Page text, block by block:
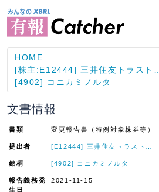
HOME
[株主:E12444] 三井住友トラスト…
[4902] コニカミノルタ
文書情報
書類 変更報告書（特例対象株券等）
提出者 [E12444] 三井住友トラスト…
銘柄 [4902] コニカミノルタ
報告義務発
生日
2021-11-15